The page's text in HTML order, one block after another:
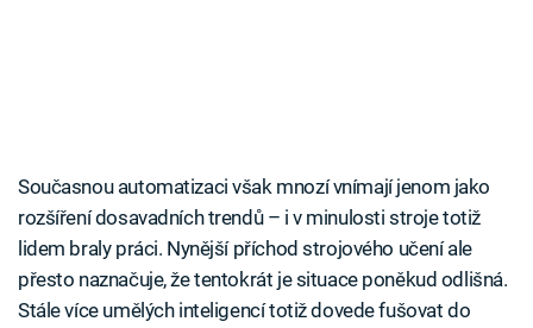
Současnou automatizaci však mnozí vnímají jenom jako
rozšíření dosavadních trendů – i v minulosti stroje totiž
lidem braly práci. Nynější příchod strojového učení ale
přesto naznačuje, že tentokrát je situace poněkud odlišná.
Stále více umělých inteligencí totiž dovede fušovat do